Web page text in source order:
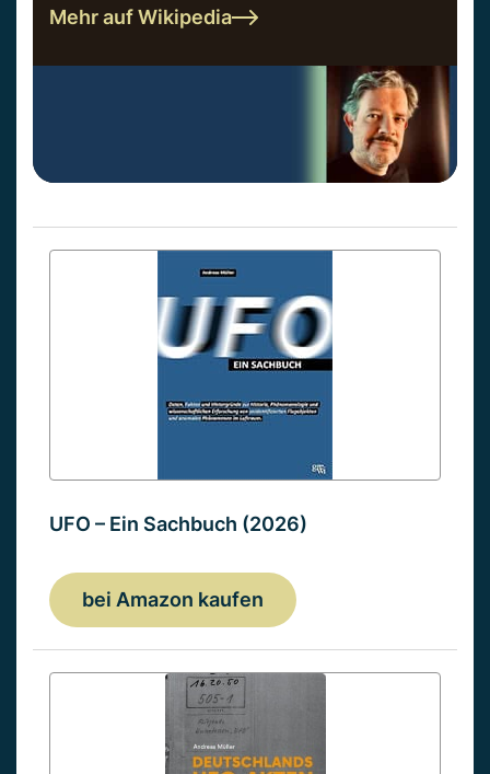
Mehr auf Wikipedia
UFO – Ein Sachbuch (2026)
bei Amazon kaufen